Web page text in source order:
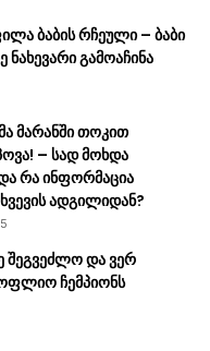
ბაბის რჩეული – ბაბი
ნახევარი გამოაჩინა
მარანში თოკით
– სად მოხდა
რა ინფორმაცია
ადგილიდან?
შეგვეძლო და ვერ
ჩემპიონს